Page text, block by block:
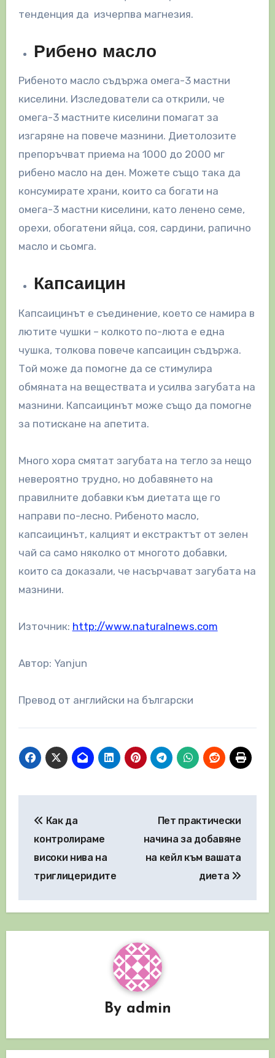
тенденция да изчерпва магнезия.
Рибено масло
Рибеното масло съдържа омега-3 мастни
киселини. Изследователи са открили, че
омега-3 мастните киселини помагат за
изгаряне на повече мазнини. Диетолозите
препоръчват приема на 1000 до 2000 мг
рибено масло на ден. Можете също така да
консумирате храни, които са богати на
омега-3 мастни киселини, като ленено семе,
орехи, обогатени яйца, соя, сардини, рапично
масло и сьомга.
Капсаицин
Капсаицинът е съединение, което се намира в
лютите чушки – колкото по-люта е една
чушка, толкова повече капсаицин съдържа.
Той може да помогне да се стимулира
обмяната на веществата и усилва загубата на
мазнини. Капсаицинът може също да помогне
за потискане на апетита.
Много хора смятат загубата на тегло за нещо
невероятно трудно, но добавянето на
правилните добавки към диетата ще го
направи по-лесно. Рибеното масло,
капсаицинът, калцият и екстрактът от зелен
чай са само няколко от многото добавки,
които са доказали, че насърчават загубата на
мазнини.
Източник: http://www.naturalnews.com
Автор: Yanjun
Превод от английски на български
Как да
контролираме
високи нива на
триглицеридите
Пет практически
начина за добавяне
на кейл към вашата
диета
By admin